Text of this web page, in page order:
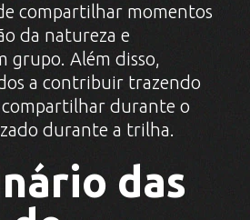
compartilhar momentos
da natureza e
grupo. Além disso,
a contribuir trazendo
durante o
durante a trilha.
das